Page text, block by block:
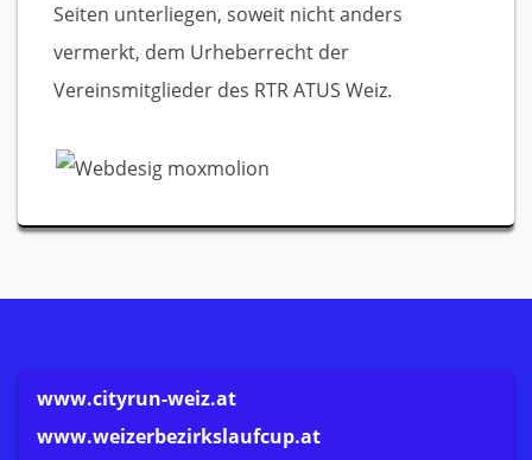
Seiten unterliegen, soweit nicht anders
vermerkt, dem Urheberrecht der
Vereinsmitglieder des RTR ATUS Weiz.
www.cityrun-weiz.at
www.weizerbezirkslaufcup.at